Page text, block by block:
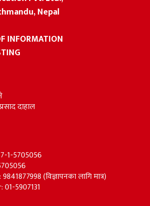
Nepal
INFORMATION
दाहाल
1-5705056
(विज्ञापनका लागि मात्र)
01-5907131